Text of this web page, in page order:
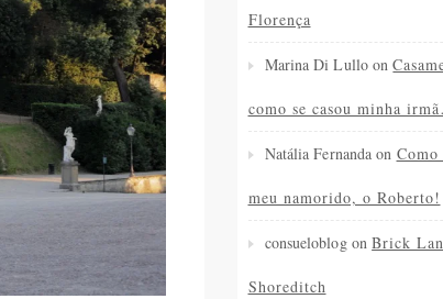
Florença
Marina Di Lullo on
como se casou minha
Natália Fernanda on
meu namorido, o Roberto!
consueloblogonBrick
Shoreditch